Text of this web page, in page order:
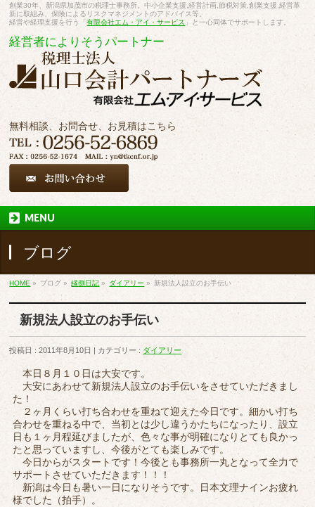
創業30年、新潟県加茂市の税理士事務所。中小企業支援,経営計画,節税対策,創業支援,経営革
新に取組み、保険によるリスクマネジメントのアドバイス等。
経営や経理支援を行う「有限会社エム・アイ・サービス 」と一心同体でサポートします。
経営者によりそうパートナー
無料相談、お問合せ、お見積はこちら
MENU
ブログ
HOME » ブログ » 縁側日記 » ダイアリー » 新規法人設立のお手伝い
新規法人設立のお手伝い
投稿日 : 2011年8月10日 カテゴリー : ダイアリー
本日８月１０日は大安です。
大安にあわせて新規法人設立のお手伝いをさせていただきまし
た！
２ヶ月くらい打ち合わせを重ねて迎えた今日です。細かい打ち
合わせを重ねる中で、当初とは少し違うかたちになったり、設立
日も１ヶ月程延びましたが、色々な事が明確になりとても良かっ
たと思っていますし、今後がとても楽しみです。
今日からがスタートです！今後とも事務所一丸となって全力で
サポートさせていただきます！！！
新潟は今日も暑い一日になりそうです。日本文理ナインお疲れ
様でした（拍手）。